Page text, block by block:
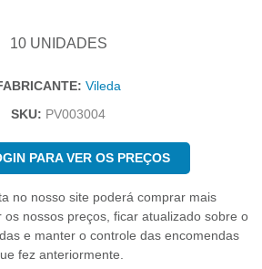
10 UNIDADES
Vileda
SKU: PV003004
PARA VER OS PREÇOS
no nosso site poderá comprar mais
os nossos preços, ficar atualizado sobre o
e manter o controle das encomendas
fez anteriormente.